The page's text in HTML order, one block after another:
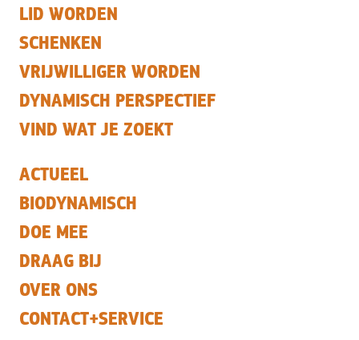
LID WORDEN
SCHENKEN
VRIJWILLIGER WORDEN
DYNAMISCH PERSPECTIEF
VIND WAT JE ZOEKT
ACTUEEL
BIODYNAMISCH
DOE MEE
DRAAG BIJ
OVER ONS
CONTACT+SERVICE